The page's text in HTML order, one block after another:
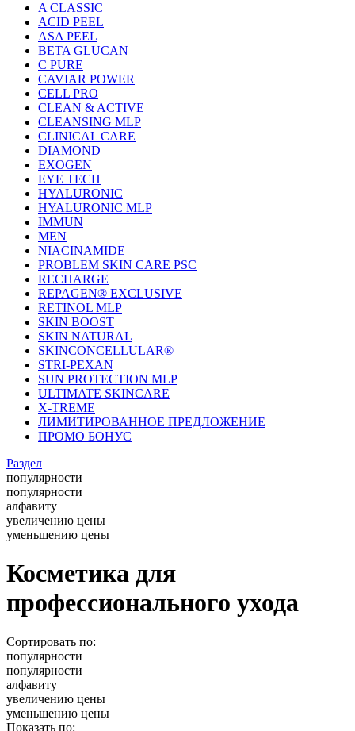
A CLASSIC
ACID PEEL
ASA PEEL
BETA GLUCAN
C PURE
CAVIAR POWER
CELL PRO
CLEAN & ACTIVE
CLEANSING MLP
CLINICAL CARE
DIAMOND
EXOGEN
EYE TECH
HYALURONIC
HYALURONIC MLP
IMMUN
MEN
NIACINAMIDE
PROBLEM SKIN CARE PSC
RECHARGE
REPAGEN® EXCLUSIVE
RETINOL MLP
SKIN BOOST
SKIN NATURAL
SKINCONCELLULAR®
STRI-PEXAN
SUN PROTECTION MLP
ULTIMATE SKINCARE
X-TREME
ЛИМИТИРОВАННОЕ ПРЕДЛОЖЕНИЕ
ПРОМО БОНУС
Раздел
популярности
популярности
алфавиту
увеличению цены
уменьшению цены
Косметика для
профессионального ухода
Сортировать по:
популярности
популярности
алфавиту
увеличению цены
уменьшению цены
Показать по: